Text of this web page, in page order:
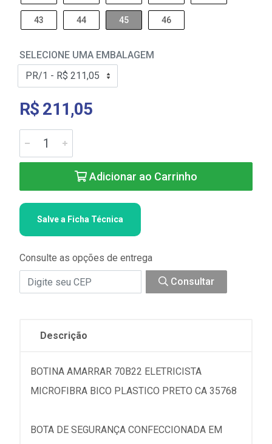
43 44 45 46
SELECIONE UMA EMBALAGEM
R$ 211,05
Adicionar ao Carrinho
Salve a Ficha Técnica
Consulte as opções de entrega
Consultar
Descrição
BOTINA AMARRAR 70B22 ELETRICISTA
MICROFIBRA BICO PLASTICO PRETO CA 35768
BOTA DE SEGURANÇA CONFECCIONADA EM